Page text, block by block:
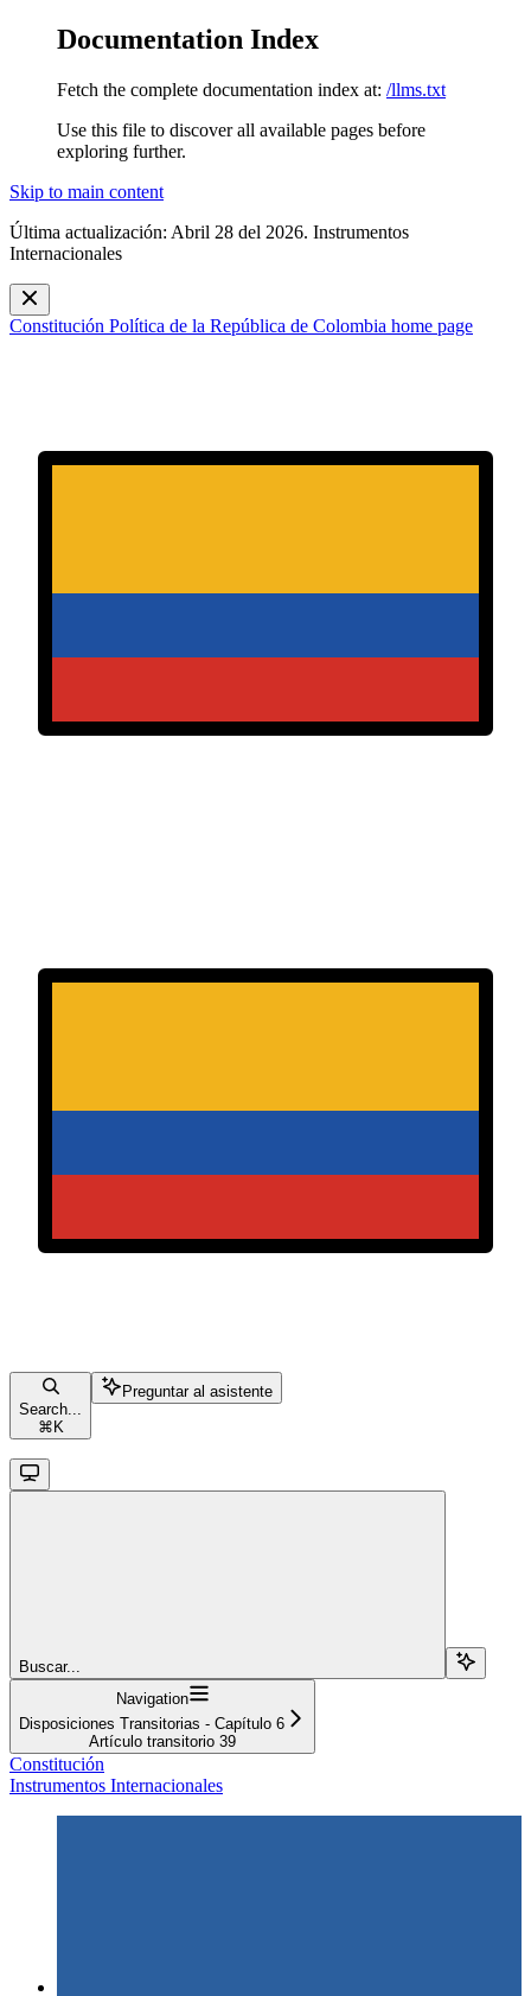
Documentation Index
Fetch the complete documentation index at: /llms.txt
Use this file to discover all available pages before
exploring further.
Skip to main content
Última actualización: Abril 28 del 2026. Instrumentos
Internacionales
Constitución Política de la República de Colombia home page
Search...
⌘ K
Preguntar al asistente
Buscar...
Navigation
Disposiciones Transitorias - Capítulo 6
Artículo transitorio 39
Constitución
Instrumentos Internacionales